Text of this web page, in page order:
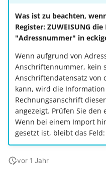
Was ist zu beachten,
Register: ZUWEISUNG
"Adressnummer" in
Wenn aufgrund von
Anschriftennummer, kein
Anschriftendatensatz von
kann, wird die
Rechnungsanschrift
angezeigt. Prüfen Sie den
Wenn bei einem Import
gesetzt ist, bleibt das
vor 1 Jahr